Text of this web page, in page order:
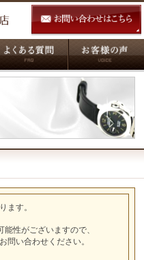
ます。
能性がございますので、
問い合わせください。